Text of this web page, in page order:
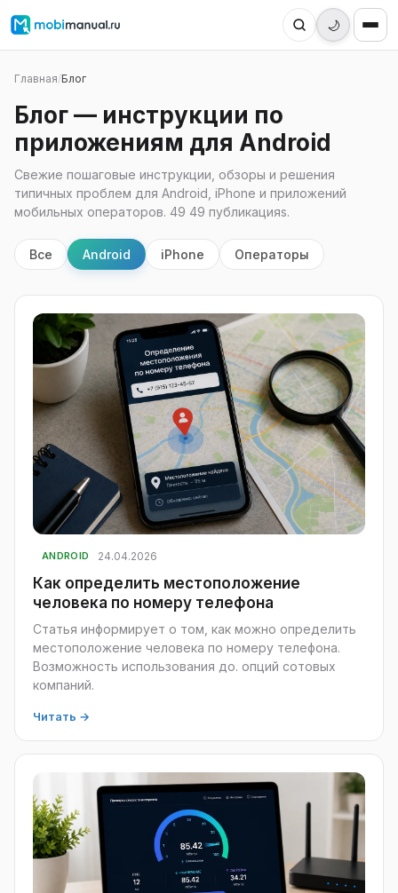
🌙
Главная/Блог
Блог — инструкции по
приложениям для Android
Свежие пошаговые инструкции, обзоры и решения
типичных проблем для Android, iPhone и приложений
мобильных операторов. 49 49 публикацияs.
Все Android iPhone Операторы
ANDROID 24.04.2026
Как определить местоположение
человека по номеру телефона
Статья информирует о том, как можно определить
местоположение человека по номеру телефона.
Возможность использования до. опций сотовых
компаний.
Читать →